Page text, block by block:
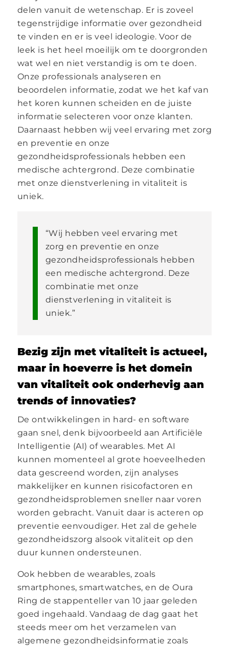
delen vanuit de wetenschap. Er is zoveel
tegenstrijdige informatie over gezondheid
te vinden en er is veel ideologie. Voor de
leek is het heel moeilijk om te doorgronden
wat wel en niet verstandig is om te doen.
Onze professionals analyseren en
beoordelen informatie, zodat we het kaf van
het koren kunnen scheiden en de juiste
informatie selecteren voor onze klanten.
Daarnaast hebben wij veel ervaring met zorg
en preventie en onze
gezondheidsprofessionals hebben een
medische achtergrond. Deze combinatie
met onze dienstverlening in vitaliteit is
uniek.
“Wij hebben veel ervaring met
zorg en preventie en onze
gezondheidsprofessionals hebben
een medische achtergrond. Deze
combinatie met onze
dienstverlening in vitaliteit is
uniek.”
Bezig zijn met vitaliteit is actueel,
maar in hoeverre is het domein
van vitaliteit ook onderhevig aan
trends of innovaties?
De ontwikkelingen in hard- en software
gaan snel, denk bijvoorbeeld aan Artificiële
Intelligentie (AI) of wearables. Met AI
kunnen momenteel al grote hoeveelheden
data gescreend worden, zijn analyses
makkelijker en kunnen risicofactoren en
gezondheidsproblemen sneller naar voren
worden gebracht. Vanuit daar is acteren op
preventie eenvoudiger. Het zal de gehele
gezondheidszorg alsook vitaliteit op den
duur kunnen ondersteunen.
Ook hebben de wearables, zoals
smartphones, smartwatches, en de Oura
Ring de stappenteller van 10 jaar geleden
goed ingehaald. Vandaag de dag gaat het
steeds meer om het verzamelen van
algemene gezondheidsinformatie zoals